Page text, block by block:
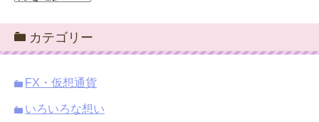
カ
イ
ブ
カテゴリー
FX・仮想通貨
いろいろな想い